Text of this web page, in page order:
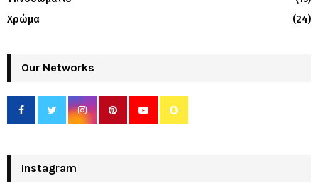
Χρώμα
(24)
Our Networks
Instagram